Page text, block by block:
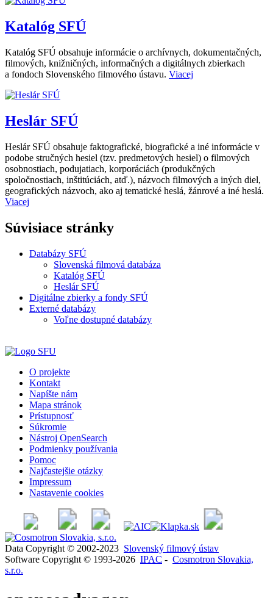
Katalóg SFÚ
Katalóg SFÚ obsahuje informácie o archívnych, dokumentačných,
filmových, knižničných, informačných a digitálnych zbierkach
a fondoch Slovenského filmového ústavu. Viacej
Heslár SFÚ
Heslár SFÚ obsahuje faktografické, biografické a iné informácie v
podobe stručných hesiel (tzv. predmetových hesiel) o filmových
osobnostiach, podujatiach, korporáciách (produkčných
spoločnostiach, inštitúciách, atď.), názvoch filmových a iných diel,
geografických názvoch, ako aj tematické heslá, žánrové a iné heslá.
Viacej
Súvisiace stránky
Databázy SFÚ
Slovenská filmová databáza
Katalóg SFÚ
Heslár SFÚ
Digitálne zbierky a fondy SFÚ
Externé databázy
Voľne dostupné databázy
O projekte
Kontakt
Napíšte nám
Mapa stránok
Prístupnosť
Súkromie
Nástroj OpenSearch
Podmienky používania
Pomoc
Najčastejšie otázky
Impressum
Nastavenie cookies
Data Copyright © 2002-2023 Slovenský filmový ústav
Software Copyright © 1993-2026 IPAC - Cosmotron Slovakia,
s.r.o.